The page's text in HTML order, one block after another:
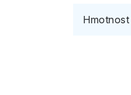
Hmotnost